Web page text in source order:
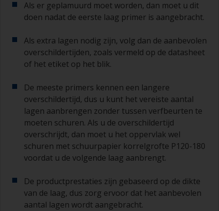
Als er geplamuurd moet worden, dan moet u dit
doen nadat de eerste laag primer is aangebracht.
Als extra lagen nodig zijn, volg dan de aanbevolen
overschildertijden, zoals vermeld op de datasheet
of het etiket op het blik.
De meeste primers kennen een langere
overschildertijd, dus u kunt het vereiste aantal
lagen aanbrengen zonder tussen verfbeurten te
moeten schuren. Als u de overschildertijd
overschrijdt, dan moet u het oppervlak wel
schuren met schuurpapier korrelgrofte P120-180
voordat u de volgende laag aanbrengt.
De productprestaties zijn gebaseerd op de dikte
van de laag, dus zorg ervoor dat het aanbevolen
aantal lagen wordt aangebracht.